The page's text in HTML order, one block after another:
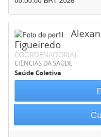
Figueiredo
COORDENADOR(A)
CIÊNCIAS DA SAÚDE
Saúde Coletiva